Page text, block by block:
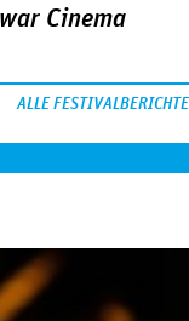
Cinema
ALLE FESTIVALBERICHTE